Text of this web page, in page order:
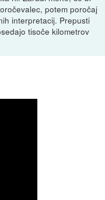
potem poročaj
interpretacij. Prepusti
tisoče kilometrov